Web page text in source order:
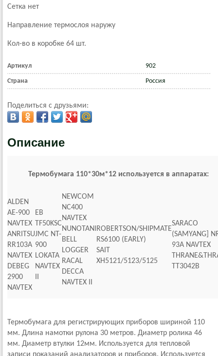
Сетка нет
Направление термослоя наружу
Кол-во в коробке 64 шт.
Артикул 902
Страна Россия
Поделиться с друзьями:
Описание
Термобумага 110*30м*12 используется в аппаратах:
ALDEN
AE-900
NAVTEX
ANRITSU
RR103A
NAVTEX
DEBEG
2900
NAVTEX
EB
TF50KSC
JMC NT-
900
LOKATA
NAVTEX
NEWCOM
NC400
NAVTEX
NUNOTANI
BELL
LOGGER
RACAL
DECCA
NAVTEX II
ROBERTSON/SHIPMATE
RS6100 (EARLY)
SAIT
XH5121/5123/5125
SARACO
(SAMYANG]
93A NAVTEX
TT3042B
Термобумага для регистрирующих приборов шириной 110
мм. Длина намотки рулона 30 метров. Диаметр ролика 46
мм. Диаметр втулки 12мм. Используется для тепловой